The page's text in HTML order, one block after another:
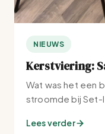
NIEUWS
Kerstviering:
Wat was het een
stroomde bij Set-
Lees verder